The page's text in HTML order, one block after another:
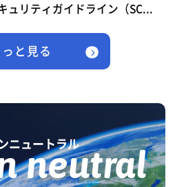
ュリティガイドライン（SC...
と見る
ニュートラル
neutral